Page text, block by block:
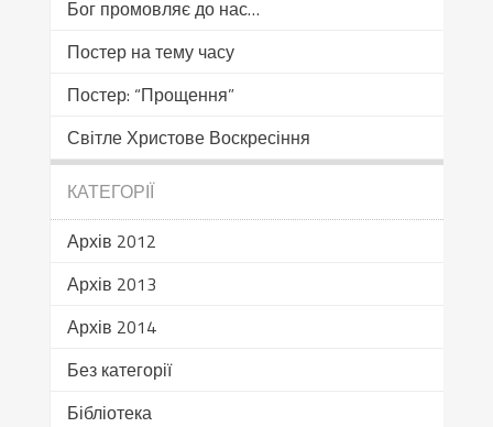
Бог промовляє до нас…
Постер на тему часу
Постер: “Прощення”
Світле Христове Воскресіння
КАТЕГОРІЇ
Архів 2012
Архів 2013
Архів 2014
Без категорії
Бібліотека